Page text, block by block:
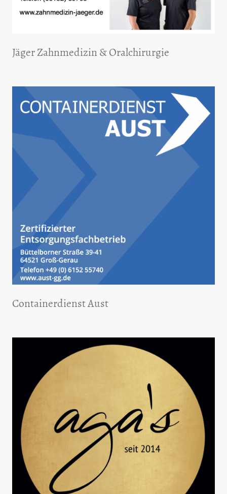
Jäger Zahnmedizin & Oralchirurgie
Containerdienst Aust